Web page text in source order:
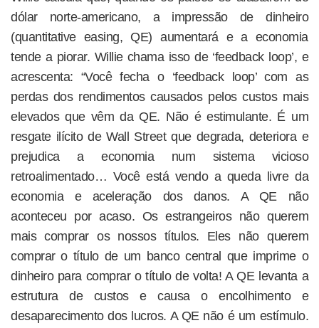
dólar norte-americano, a impressão de dinheiro
(quantitative easing, QE) aumentará e a economia
tende a piorar. Willie chama isso de ‘feedback loop’, e
acrescenta: “Você fecha o ‘feedback loop’ com as
perdas dos rendimentos causados pelos custos mais
elevados que vêm da QE. Não é estimulante. É um
resgate ilícito de Wall Street que degrada, deteriora e
prejudica a economia num sistema vicioso
retroalimentado… Você está vendo a queda livre da
economia e aceleração dos danos. A QE não
aconteceu por acaso. Os estrangeiros não querem
mais comprar os nossos títulos. Eles não querem
comprar o título de um banco central que imprime o
dinheiro para comprar o título de volta! A QE levanta a
estrutura de custos e causa o encolhimento e
desaparecimento dos lucros. A QE não é um estímulo.